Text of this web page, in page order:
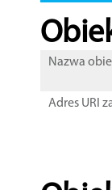
Nazwa
Adres URI